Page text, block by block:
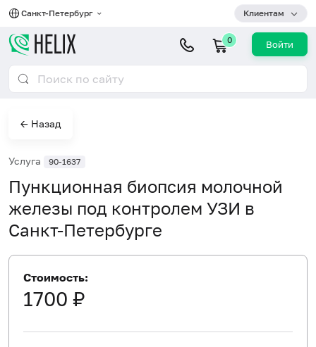
Санкт-Петербург Клиентам
0 Войти
← Назад
Услуга 90-1637
Пункционная биопсия молочной
железы под контролем УЗИ в
Санкт-Петербурге
Стоимость:
1700 ₽